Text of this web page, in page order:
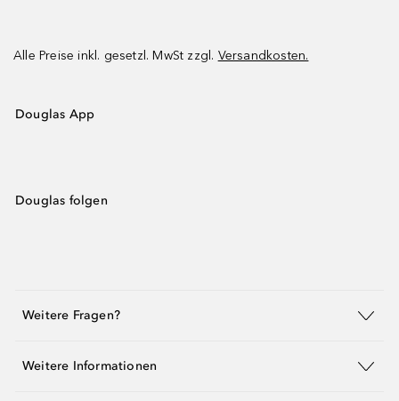
Alle Preise inkl. gesetzl. MwSt zzgl. Versandkosten.
Douglas App
Douglas folgen
Weitere Fragen?
Weitere Informationen